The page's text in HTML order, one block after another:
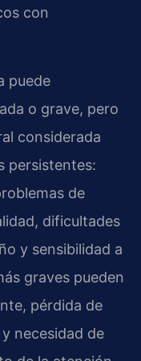
con
puede
o grave, pero
considerada
persistentes:
de
dificultades
y sensibilidad a
graves pueden
pérdida de
necesidad de